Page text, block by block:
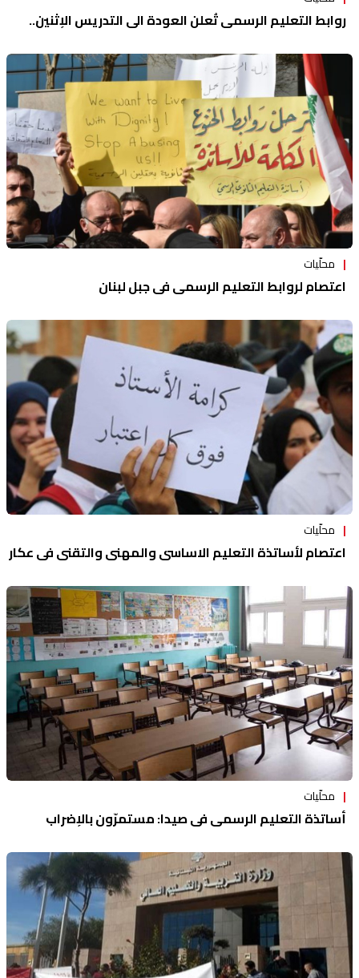
روابط التعليم الرسمي تُعلن العودة الى التدريس الإثنين..
محلّيات
اعتصام لروابط التعليم الرسمي في جبل لبنان
محلّيات
اعتصام لأساتذة التعليم الاساسي والمهني والتقني في عكار
محلّيات
أساتذة التعليم الرسمي في صيدا: مستمرّون بالإضراب